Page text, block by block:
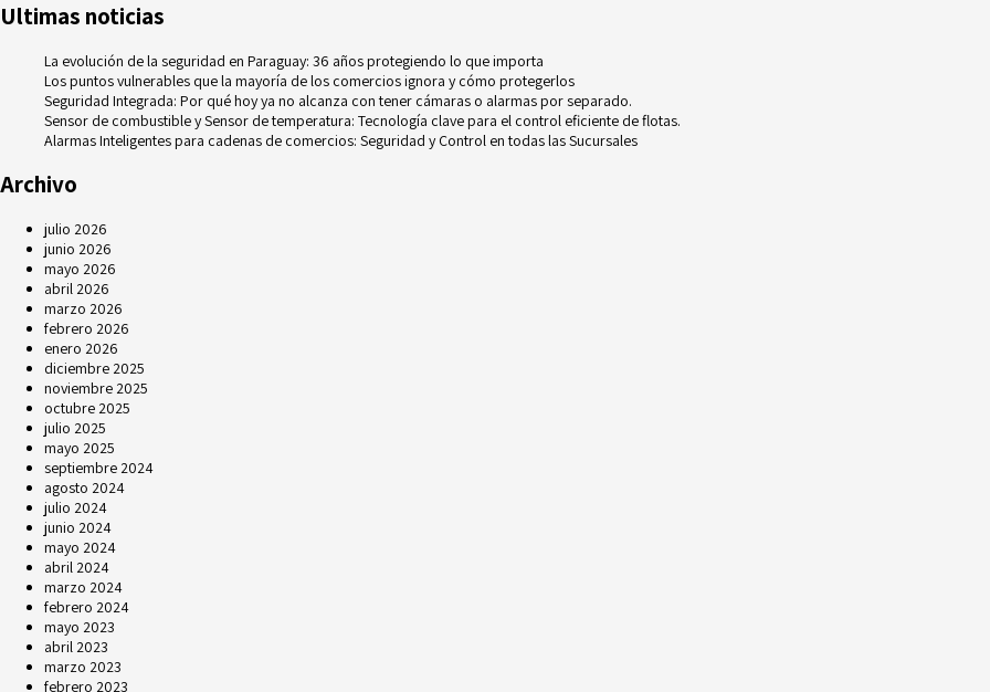
Ultimas noticias
La evolución de la seguridad en Paraguay: 36 años protegiendo lo que importa
Los puntos vulnerables que la mayoría de los comercios ignora y cómo protegerlos
Seguridad Integrada: Por qué hoy ya no alcanza con tener cámaras o alarmas por separado.
Sensor de combustible y Sensor de temperatura: Tecnología clave para el control eficiente de flotas.
Alarmas Inteligentes para cadenas de comercios: Seguridad y Control en todas las Sucursales
Archivo
julio 2026
junio 2026
mayo 2026
abril 2026
marzo 2026
febrero 2026
enero 2026
diciembre 2025
noviembre 2025
octubre 2025
julio 2025
mayo 2025
septiembre 2024
agosto 2024
julio 2024
junio 2024
mayo 2024
abril 2024
marzo 2024
febrero 2024
mayo 2023
abril 2023
marzo 2023
febrero 2023